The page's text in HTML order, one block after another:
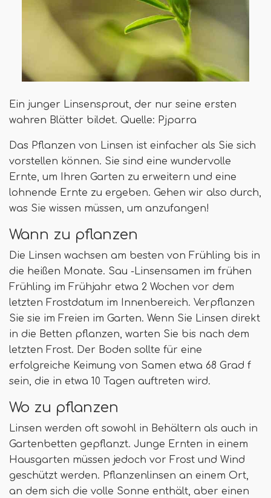
Ein junger Linsensprout, der nur seine ersten
wahren Blätter bildet. Quelle: Pjparra
Das Pflanzen von Linsen ist einfacher als Sie sich
vorstellen können. Sie sind eine wundervolle
Ernte, um Ihren Garten zu erweitern und eine
lohnende Ernte zu ergeben. Gehen wir also durch,
was Sie wissen müssen, um anzufangen!
Wann zu pflanzen
Die Linsen wachsen am besten von Frühling bis in
die heißen Monate. Sau -Linsensamen im frühen
Frühling im Frühjahr etwa 2 Wochen vor dem
letzten Frostdatum im Innenbereich. Verpflanzen
Sie sie im Freien im Garten. Wenn Sie Linsen direkt
in die Betten pflanzen, warten Sie bis nach dem
letzten Frost. Der Boden sollte für eine
erfolgreiche Keimung von Samen etwa 68 Grad f
sein, die in etwa 10 Tagen auftreten wird.
Wo zu pflanzen
Linsen werden oft sowohl in Behältern als auch in
Gartenbetten gepflanzt. Junge Ernten in einem
Hausgarten müssen jedoch vor Frost und Wind
geschützt werden. Pflanzenlinsen an einem Ort,
an dem sich die volle Sonne enthält, aber einen